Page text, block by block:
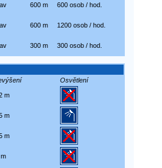
600 m 600 osob / hod.
600 m 1200 osob / hod.
300 m 300 osob / hod.
Osvětlení
m
m
m